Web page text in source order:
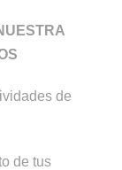
de
de tus